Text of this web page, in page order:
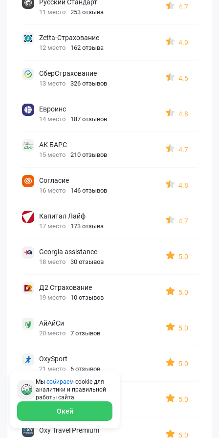
Русский Стандарт
11 место 253 отзыва
4.7
Zetta-Страхование
12 место 162 отзыва
4.9
СберСтрахование
13 место 326 отзывов
4.5
Евроинс
14 место 187 отзывов
4.8
АК БАРС
15 место 210 отзывов
4.7
Согласие
16 место 146 отзывов
4.8
Капитал Лайф
17 место 173 отзыва
4.7
Georgia assistance
18 место 30 отзывов
5.0
Д2 Страхование
19 место 10 отзывов
5.0
АйАйСи
20 место 7 отзывов
5.0
OxySport
21 место 6 отзывов
5.0
ERGO AXA
5.0
Oxy Travel Premium
5.0
Мы собираем cookie для
аналитики и правильной
работы сайта
Окей